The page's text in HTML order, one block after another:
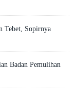
Tebet, Sopirnya
Badan Pemulihan